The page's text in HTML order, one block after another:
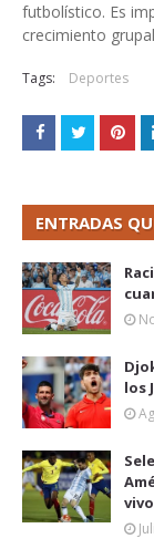
futbolístico. Es
crecimiento
Tags: Deportes
ENTRADAS
los
vivo